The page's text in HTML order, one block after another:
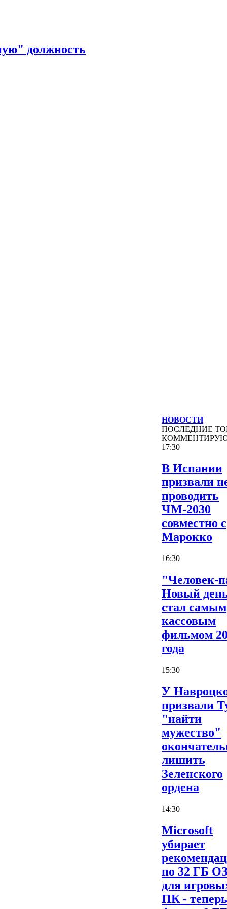
должность
НОВОСТИ
ПОСЛЕДНИЕ
17:30
В Испании
призвали
проводить
ЧМ-2030
совместно с
Марокко
16:30
"Человек-
Новый
стал самым
кассовым
фильмом
года
15:30
У
призвали
"найти
мужество"
лишить
Зеленского
ордена
14:30
Microsoft
убирает
по 32 ГБ
для
ПК -